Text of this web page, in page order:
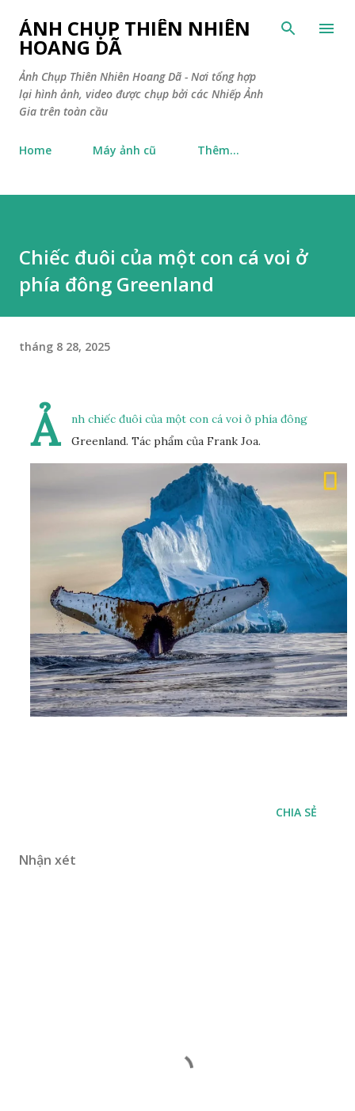
Chuyển đến nội dung chính
ẢNH CHỤP THIÊN NHIÊN
HOANG DÃ
Ảnh Chụp Thiên Nhiên Hoang Dã - Nơi tổng hợp
lại hình ảnh, video được chụp bởi các Nhiếp Ảnh
Gia trên toàn cầu
Home Máy ảnh cũ Thêm…
Chiếc đuôi của một con cá voi ở
phía đông Greenland
tháng 8 28, 2025
Ả
nh chiếc đuôi của một con cá voi ở phía đông
Greenland. Tác phẩm của Frank Joa.
CHIA SẺ
Nhận xét